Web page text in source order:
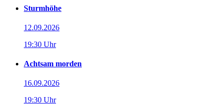
Sturmhöhe
12.09.2026
19:30 Uhr
Achtsam morden
16.09.2026
19:30 Uhr